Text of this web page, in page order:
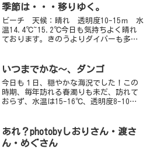
年の一発目は何が見れるのかな～？？透
明度がハンパじゃねぇ～群れ...
季節は・・・移りゆく。
ビーチ 天候：晴れ 透明度10-15ｍ 水
温14.4℃~15.2℃今日も気持ちよく晴れ
ております。きのうよりダイバーも多め
トゲトゲしていてかっこいいような、い
いつまでかな～、ダンゴ
今日も１日、穏やかな海況でした！この
時期、毎年訪れる春濁りも未だ、訪れて
おらず、水温は15-16℃、透明度8-10ｍ
うずしちゃいます今日ものんびりダイビ
ングしてきました...
あれ？photobyしおりさん・渡さ
ん・めぐさん